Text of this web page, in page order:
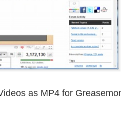
as MP4 for